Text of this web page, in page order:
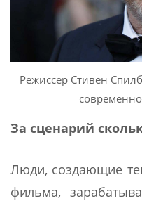
Режиссер Стивен
За сценарий
Люди, создающие
фильма,